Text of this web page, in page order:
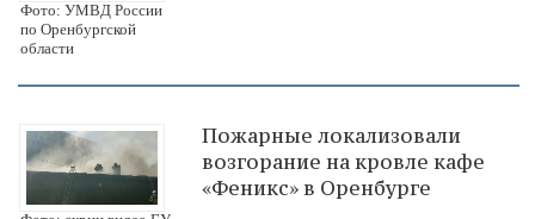
Фото: УМВД России
по Оренбургской
области
Пожарные локализовали
возгорание на кровле кафе
«Феникс» в Оренбурге